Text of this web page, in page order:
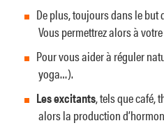
De plus, toujours dans le
Vous permettrez alors à
Pour vous aider à réguler
yoga…).
Les excitants, tels que café,
alors la production